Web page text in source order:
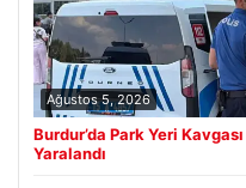
Ağustos 5, 2026
Burdur’da Park Yeri
Yaralandı